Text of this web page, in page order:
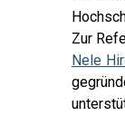
Zur
Nele